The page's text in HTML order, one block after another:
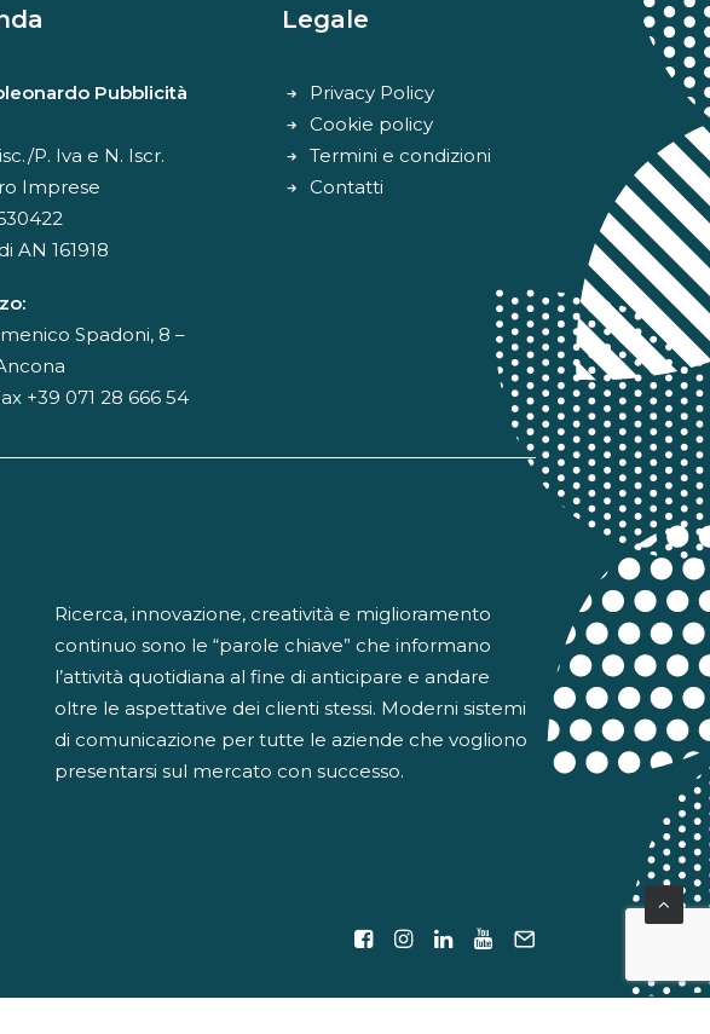
Pubblicità
P. Iva e N. Iscr.
Imprese
AN 161918
Spadoni, 8 –
+39 071 28 666 54
Legale
Privacy Policy
Cookie policy
Termini e condizioni
Contatti
Ricerca, innovazione, creatività e miglioramento
continuo sono le “parole chiave” che informano
l’attività quotidiana al fine di anticipare e andare
oltre le aspettative dei clienti stessi. Moderni sistemi
di comunicazione per tutte le aziende che vogliono
presentarsi sul mercato con successo.